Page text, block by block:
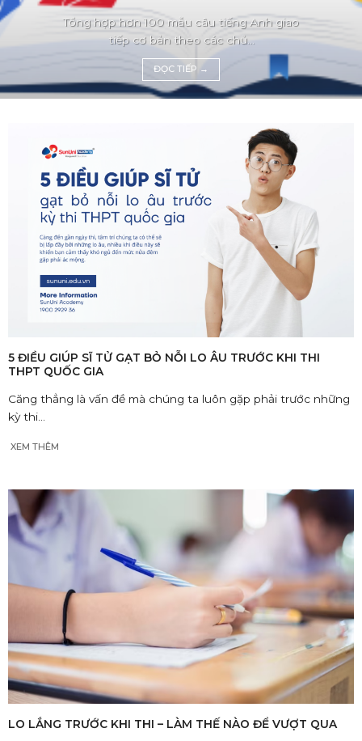
Tổng hợp hơn 100 mẫu câu tiếng Anh giao
tiếp cơ bản theo các chủ...
ĐỌC TIẾP →
5 ĐIỀU GIÚP SĨ TỬ GẠT BỎ NỖI LO ÂU TRƯỚC KHI THI
THPT QUỐC GIA
Căng thẳng là vấn đề mà chúng ta luôn gặp phải trước những
kỳ thi...
XEM THÊM
LO LẮNG TRƯỚC KHI THI – LÀM THẾ NÀO ĐỂ VƯỢT QUA